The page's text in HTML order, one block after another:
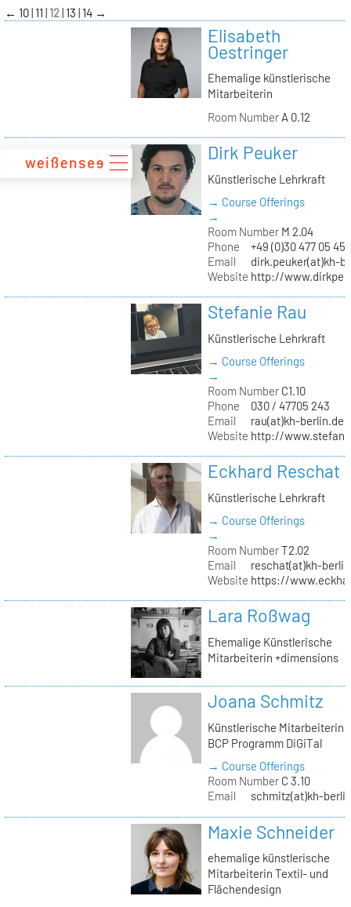
zum
Inhalt
← 10 11 12 13 14 →
Elisabeth
Oestringer
Ehemalige künstlerische
Mitarbeiterin
Room NumberA 0.12
Dirk Peuker
Künstlerische Lehrkraft
→ Course Offerings
→
Room NumberM 2.04
Phone
+49 (0)30 477 05
Email
dirk.peuker(at)kh-
Website http://
Stefanie Rau
Künstlerische Lehrkraft
→ Course Offerings
→
Room NumberC1.10
Phone
030 / 47705 243
Email
rau(at)kh-berlin.de
Website http://
Eckhard Reschat
Künstlerische Lehrkraft
→ Course Offerings
→
Room NumberT2.02
Email
reschat(at)kh-
Website https://
Lara Roßwag
Ehemalige Künstlerische
Mitarbeiterin +dimensions
Joana Schmitz
Künstlerische Mitarbeiterin
BCP Programm DiGiTal
→ Course Offerings
Room NumberC 3.10
Email
schmitz(at)kh-
Maxie Schneider
ehemalige künstlerische
Mitarbeiterin Textil- und
Flächendesign